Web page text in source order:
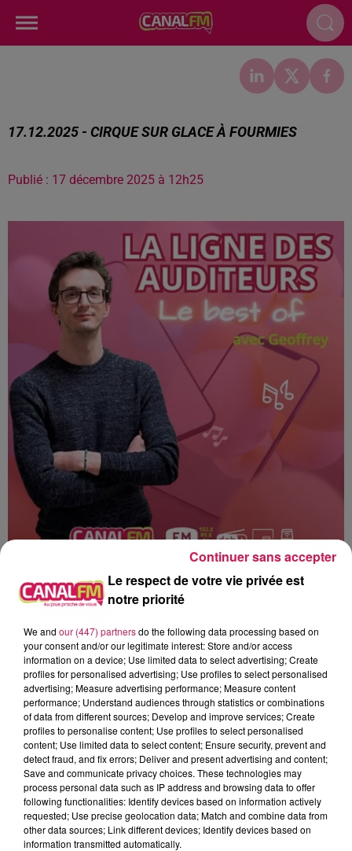
17.12.2025 - CIRQUE SUR GLACE À FOURMIES
Publié : 17 décembre 2025 à 12h25
Canal fm
Geoffrey Deloux
La Ligne des Auditeurs
0:00 2 min 23 sec
17 décembre 2025 - 2 min 23 sec
17.12.2025 - CIRQUE SUR GLACE À FOURMIES
Le respect de votre vie privée est
notre priorité
We and our (447) partnersdo the following data processing based on
your consent and/or our legitimate interest: Store and/or access
information on a device; Use limited data to select advertising; Create
profiles for personalised advertising; Use profiles to select personalised
advertising; Measure advertising performance; Measure content
performance; Understand audiences through statistics or combinations
of data from different sources; Develop and improve services; Create
profiles to personalise content; Use profiles to select personalised
content; Use limited data to select content; Ensure security, prevent and
detect fraud, and fix errors; Deliver and present advertising and content;
Save and communicate privacy choices. These technologies may
process personal data such as IP address and browsing data to offer
following functionalities: Identify devices based on information actively
requested; Use precise geolocation data; Match and combine data from
other data sources; Link different devices; Identify devices based on
information transmitted automatically.
Continuer sans accepter